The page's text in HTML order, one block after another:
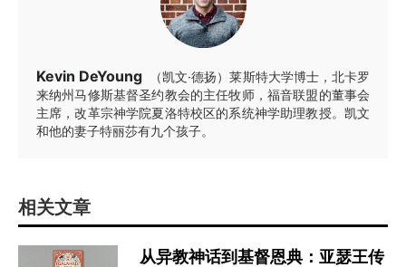
Kevin DeYoung
（凯文·德扬）莱斯特大学博士，北卡罗
来纳州马修斯基督圣约教会的主任牧师，福音联盟的董事会
主席，改革宗神学院夏洛特校区的系统神学助理教授。凯文
和他的妻子特丽莎有九个孩子。
相关文章
从异教神话到基督恩典：亚瑟王传